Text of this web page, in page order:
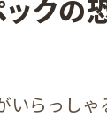
クの
らっしゃ